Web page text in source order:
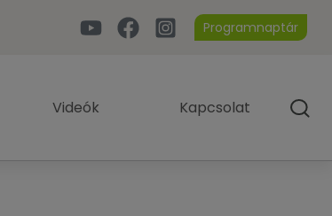
Programnaptár
Videók Kapcsolat